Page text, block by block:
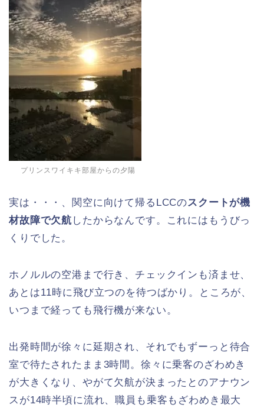
プリンスワイキキ部屋からの夕陽
実は・・・、関空に向けて帰るLCCのスクートが機
材故障で欠航 したからなんです。これにはもうびっ
くりでした。
ホノルルの空港まで行き、チェックインも済ませ、
あとは11時に飛び立つのを待つばかり。ところが、
いつまで経っても飛行機が来ない。
出発時間が徐々に延期され、それでもずーっと待合
室で待たされたまま3時間。徐々に乗客のざわめき
が大きくなり、やがて欠航が決まったとのアナウン
スが14時半頃に流れ、職員も乗客もざわめき最大